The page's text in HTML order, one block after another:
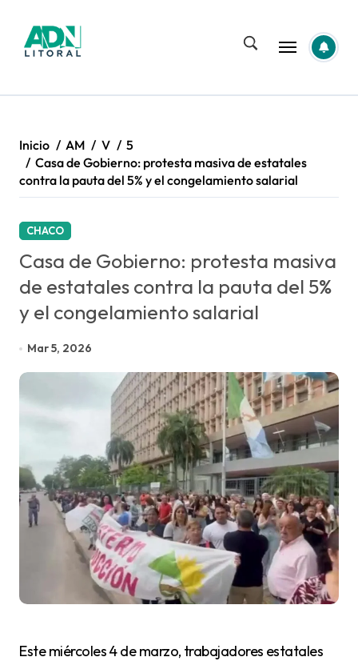
contenido
Inicio AM V
5
Casa de Gobierno: protesta masiva de estatales
contra la pauta del 5% y el congelamiento salarial
CHACO
Casa de Gobierno: protesta masiva
de estatales contra la pauta del 5%
y el congelamiento salarial
Mar 5, 2026
Este miércoles 4 de marzo, trabajadores estatales